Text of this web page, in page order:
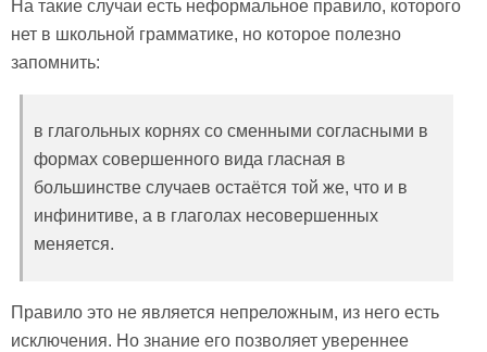
На такие случаи есть неформальное правило, которого
нет в школьной грамматике, но которое полезно
запомнить:
в глагольных корнях со сменными согласными в
формах совершенного вида гласная в
большинстве случаев остаётся той же, что и в
инфинитиве, а в глаголах несовершенных
меняется.
Правило это не является непреложным, из него есть
исключения. Но знание его позволяет увереннее